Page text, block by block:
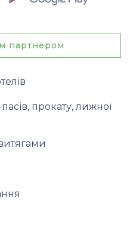
прокату, лижної
партнером